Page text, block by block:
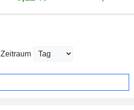
Zeitraum